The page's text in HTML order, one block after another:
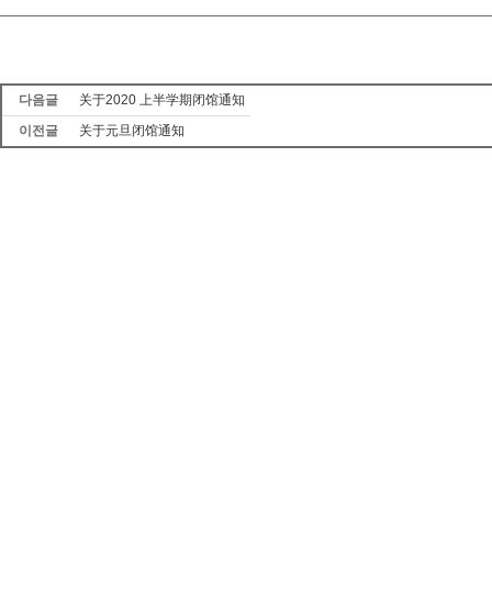
다음글
关于2020 上半学期闭馆通知
이전글
关于元旦闭馆通知